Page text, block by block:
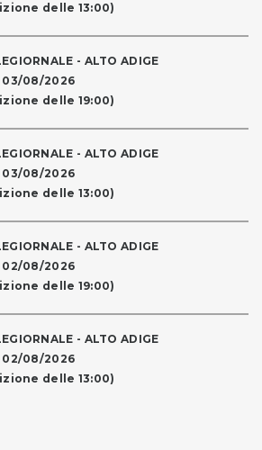
delle 13:00)
- ALTO ADIGE
03/08/2026
delle 19:00)
- ALTO ADIGE
03/08/2026
delle 13:00)
- ALTO ADIGE
02/08/2026
delle 19:00)
- ALTO ADIGE
02/08/2026
delle 13:00)